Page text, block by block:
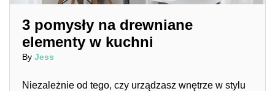
3 pomysły na drewniane
elementy w kuchni
By Jess
Niezależnie od tego, czy urządzasz wnętrze w stylu